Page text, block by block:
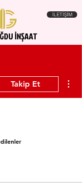
İLETİŞİM
İNŞAAT
Takip Et